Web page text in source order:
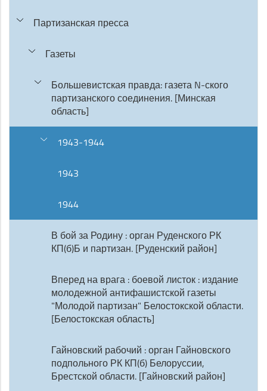
Партизанская пресса
Газеты
Большевистская правда: газета N-ского
партизанского соединения. [Минская
область]
1943-1944
1943
1944
В бой за Родину : орган Руденского РК
КП(б)Б и партизан. [Руденский район]
Вперед на врага : боевой листок : издание
молодежной антифашистской газеты
"Молодой партизан" Белостокской области.
[Белостокская область]
Гайновский рабочий : орган Гайновского
подпольного РК КП(б) Белоруссии,
Брестской области. [Гайновский район]